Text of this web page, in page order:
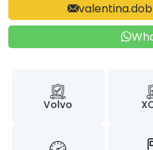
Volvo